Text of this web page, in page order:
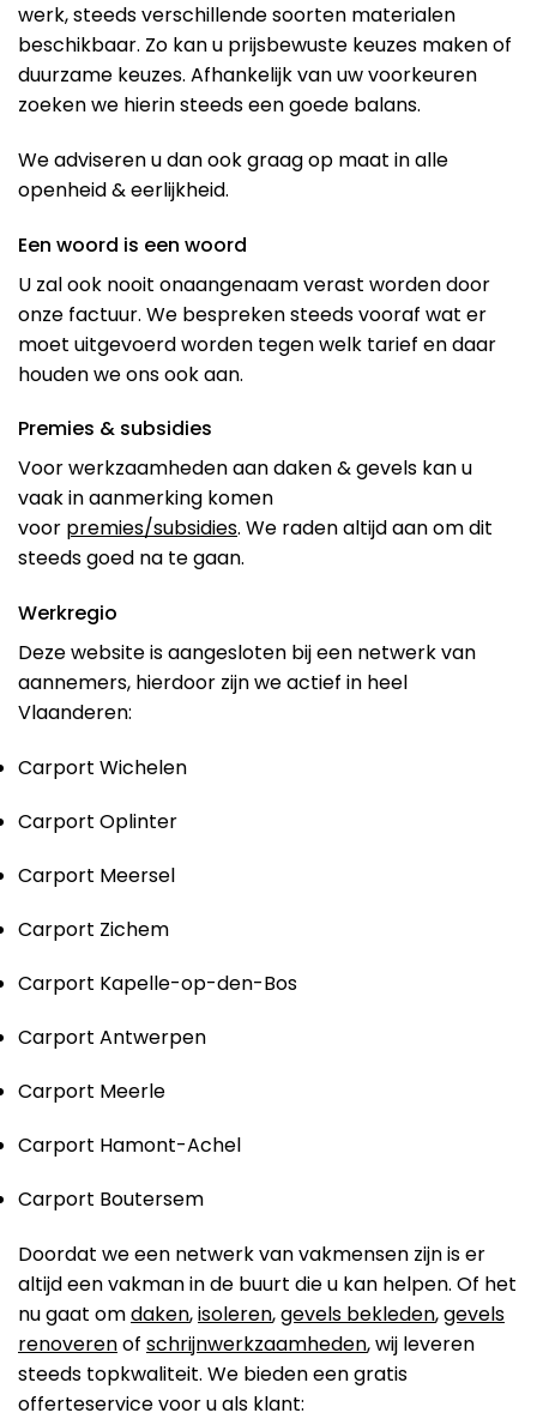
werk, steeds verschillende soorten materialen
beschikbaar. Zo kan u prijsbewuste keuzes maken of
duurzame keuzes. Afhankelijk van uw voorkeuren
zoeken we hierin steeds een goede balans.
We adviseren u dan ook graag op maat in alle
openheid & eerlijkheid.
Een woord is een woord
U zal ook nooit onaangenaam verast worden door
onze factuur. We bespreken steeds vooraf wat er
moet uitgevoerd worden tegen welk tarief en daar
houden we ons ook aan.
Premies & subsidies
Voor werkzaamheden aan daken & gevels kan u
vaak in aanmerking komen
voor premies/subsidies. We raden altijd aan om dit
steeds goed na te gaan.
Werkregio
Deze website is aangesloten bij een netwerk van
aannemers, hierdoor zijn we actief in heel
Vlaanderen:
Carport Wichelen
Carport Oplinter
Carport Meersel
Carport Zichem
Carport Kapelle-op-den-Bos
Carport Antwerpen
Carport Meerle
Carport Hamont-Achel
Carport Boutersem
Doordat we een netwerk van vakmensen zijn is er
altijd een vakman in de buurt die u kan helpen. Of het
nu gaat omdaken,isoleren,gevels bekleden,gevels
renoverenof schrijnwerkzaamheden, wij leveren
steeds topkwaliteit. We bieden een gratis
offerteservice voor u als klant: